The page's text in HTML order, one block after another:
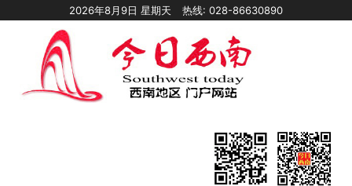
2026年8月9日 星期天 热线: 028-86630890